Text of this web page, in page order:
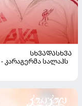
ᲡᲮᲕᲐᲓᲐᲡᲮᲕᲐ
კარაგერმა სალაჰს